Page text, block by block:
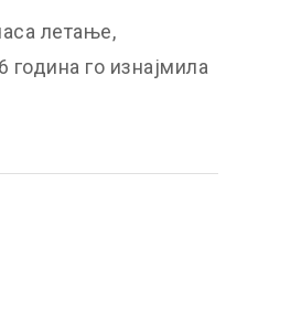
летање,
година го изнајмила